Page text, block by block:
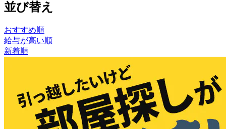
並び替え
おすすめ順
給与が高い順
新着順